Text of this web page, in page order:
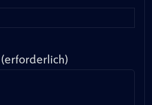
Text Ihres Beitrags (erforderlich)